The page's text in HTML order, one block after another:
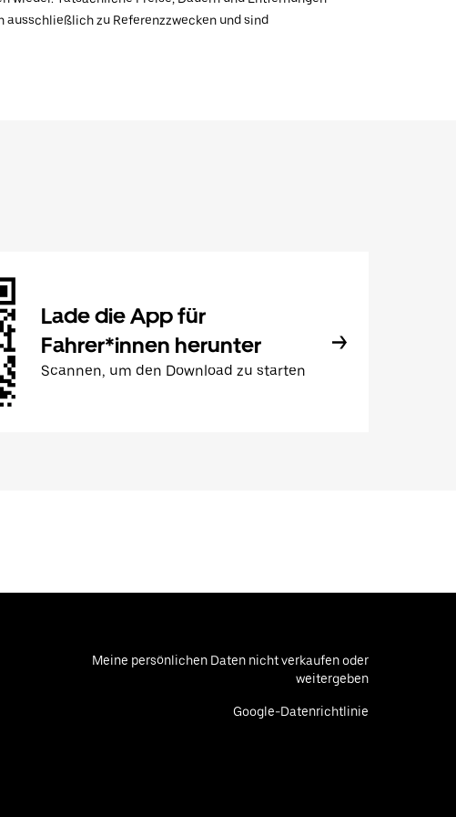
zu Referenzzwecken und sind
Lade die App für
Fahrer*innen herunter
Scannen, um den Download zu starten
Meine persönlichen Daten nicht verkaufen oder
weitergeben
Google-Datenrichtlinie